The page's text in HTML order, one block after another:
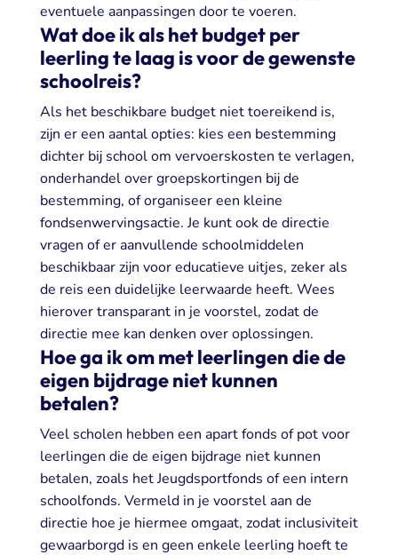
eventuele aanpassingen door te voeren.
Wat doe ik als het budget per
leerling te laag is voor de gewenste
schoolreis?
Als het beschikbare budget niet toereikend is,
zijn er een aantal opties: kies een bestemming
dichter bij school om vervoerskosten te verlagen,
onderhandel over groepskortingen bij de
bestemming, of organiseer een kleine
fondsenwervingsactie. Je kunt ook de directie
vragen of er aanvullende schoolmiddelen
beschikbaar zijn voor educatieve uitjes, zeker als
de reis een duidelijke leerwaarde heeft. Wees
hierover transparant in je voorstel, zodat de
directie mee kan denken over oplossingen.
Hoe ga ik om met leerlingen die de
eigen bijdrage niet kunnen
betalen?
Veel scholen hebben een apart fonds of pot voor
leerlingen die de eigen bijdrage niet kunnen
betalen, zoals het Jeugdsportfonds of een intern
schoolfonds. Vermeld in je voorstel aan de
directie hoe je hiermee omgaat, zodat inclusiviteit
gewaarborgd is en geen enkele leerling hoeft te